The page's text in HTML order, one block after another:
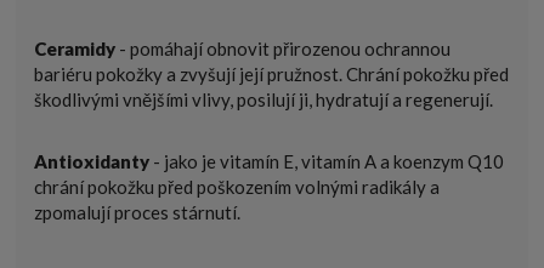
Ceramidy - pomáhají obnovit přirozenou ochrannou
bariéru pokožky a zvyšují její pružnost. Chrání pokožku před
škodlivými vnějšími vlivy, posilují ji, hydratují a regenerují.
Antioxidanty - jako je vitamín E, vitamín A a koenzym Q10
chrání pokožku před poškozením volnými radikály a
zpomalují proces stárnutí.